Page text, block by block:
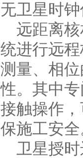
无卫星时
远距离核
统进行远
测量、相
性。其中
接触操作
保施工安
卫星授